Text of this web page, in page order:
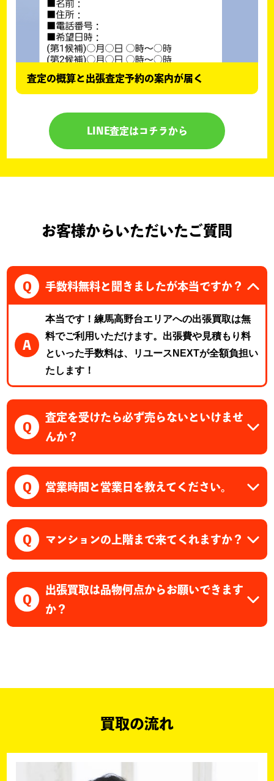
査定の概算と出張査定予約の案内が届く
LINE査定はコチラから
お客様からいただいたご質問
Q 手数料無料と聞きましたが本当ですか？
A
本当です！練馬高野台エリアへの出張買取は無
料でご利用いただけます。出張費や見積もり料
といった手数料は、リユースNEXTが全額負担い
たします！
Q
査定を受けたら必ず売らないといけませ
んか？
Q 営業時間と営業日を教えてください。
Q マンションの上階まで来てくれますか？
Q
出張買取は品物何点からお願いできます
か？
買取の流れ